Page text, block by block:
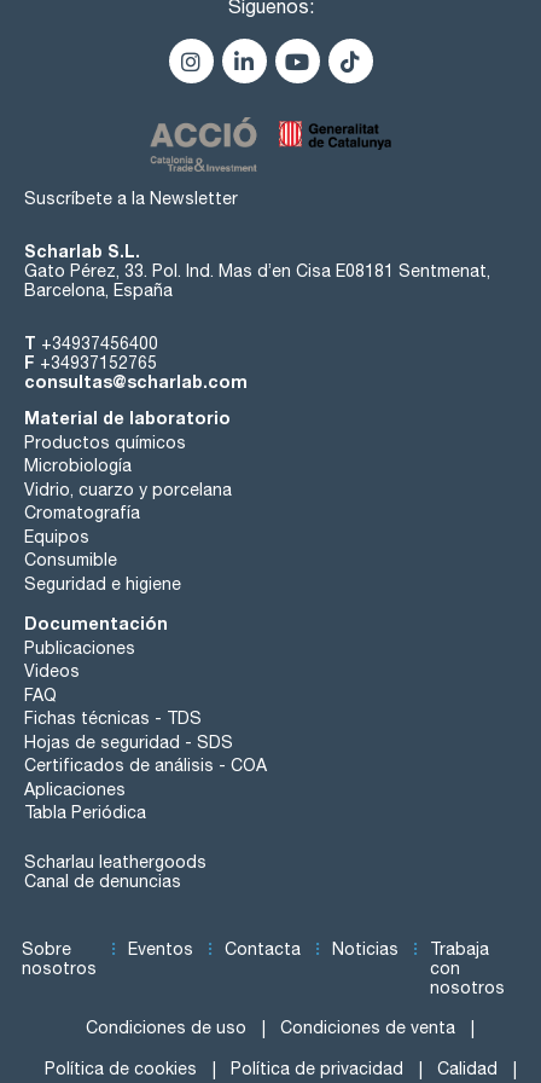
Síguenos:
Suscríbete a la Newsletter
Scharlab S.L.
Gato Pérez, 33. Pol. Ind. Mas d’en Cisa E08181 Sentmenat,
Barcelona, España
T +34937456400
F +34937152765
consultas@scharlab.com
Material de laboratorio
Productos químicos
Microbiología
Vidrio, cuarzo y porcelana
Cromatografía
Equipos
Consumible
Seguridad e higiene
Documentación
Publicaciones
Videos
FAQ
Fichas técnicas - TDS
Hojas de seguridad - SDS
Certificados de análisis - COA
Aplicaciones
Tabla Periódica
Scharlau leathergoods
Canal de denuncias
Sobre
nosotros
Eventos Contacta Noticias
Trabaja
con
nosotros
Condiciones de uso Condiciones de venta
Política de cookies Política de privacidad Calidad